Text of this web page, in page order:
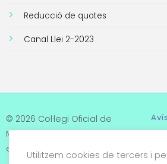
Reducció de quotes
Canal Llei 2-2023
© 2026 Col·legi Oficial de
Metges de Tarragona. Tots
els drets reservats
Utilitzem cookies de tercers i